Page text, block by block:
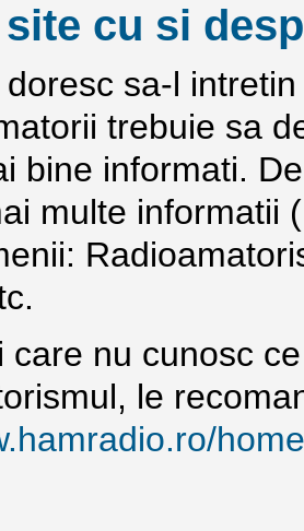
cu si
sa-l
trebuie sa
bine informati.
multe informatii
care nu cunosc
le